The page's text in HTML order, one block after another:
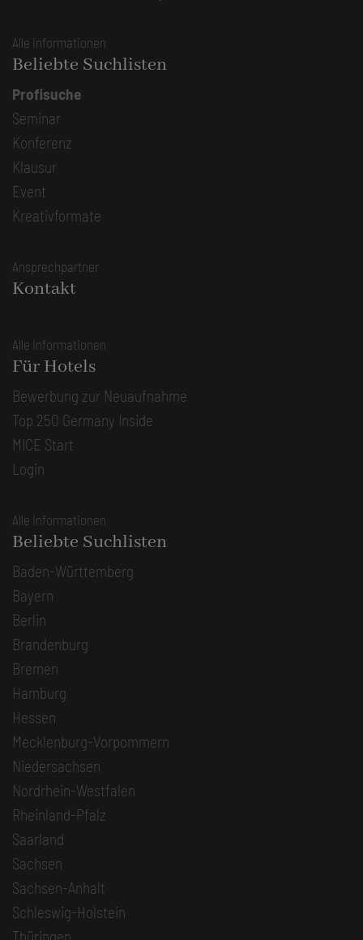
Alle Informationen
Beliebte Suchlisten
Profisuche
Seminar
Konferenz
Klausur
Event
Kreativformate
Ansprechpartner
Kontakt
Alle Informationen
Für Hotels
Bewerbung zur Neuaufnahme
Top 250 Germany Inside
MICE Start
Login
Alle Informationen
Beliebte Suchlisten
Baden-Württemberg
Bayern
Berlin
Brandenburg
Bremen
Hamburg
Hessen
Mecklenburg-Vorpommern
Niedersachsen
Nordrhein-Westfalen
Rheinland-Pfalz
Saarland
Sachsen
Sachsen-Anhalt
Schleswig-Holstein
Thüringen